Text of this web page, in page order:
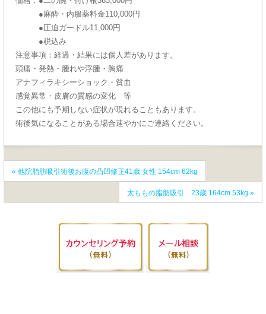
●麻酔・内服薬料金110,000円
●圧迫ガードル11,000円
●税込み
注意事項：経過・結果には個人差があります。
頭痛・発熱・腫れや浮腫・胸痛
アナフィラキシーショック・貧血
感覚異常・皮膚の質感の変化 等
この他にも予期しない症状が現れることもあります。
術後気になることがある場合速やかにご連絡ください。
« 他院脂肪吸引術後お腹の凸凹修正41歳 女性 154cm 62kg
太ももの脂肪吸引 23歳 164cm 53kg »